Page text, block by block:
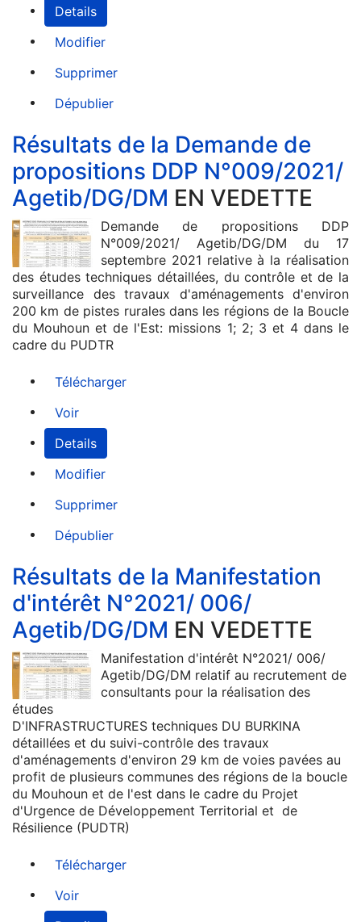
Details
Modifier
Supprimer
Dépublier
Résultats de la Demande de
propositions DDP N°009/2021/
Agetib/DG/DM EN VEDETTE
Demande de propositions DDP
N°009/2021/ Agetib/DG/DM du 17
septembre 2021 relative à la réalisation
des études techniques détaillées, du contrôle et de la
surveillance des travaux d'aménagements d'environ
200 km de pistes rurales dans les régions de la Boucle
du Mouhoun et de l'Est: missions 1; 2; 3 et 4 dans le
cadre du PUDTR
Télécharger
Voir
Details
Modifier
Supprimer
Dépublier
Résultats de la Manifestation
d'intérêt N°2021/ 006/
Agetib/DG/DM EN VEDETTE
Manifestation d'intérêt N°2021/ 006/
Agetib/DG/DM relatif au recrutement de
consultants pour la réalisation des
études
D'INFRASTRUCTURES techniques DU BURKINA
détaillées et du suivi-contrôle des travaux
d'aménagements d'environ 29 km de voies pavées au
profit de plusieurs communes des régions de la boucle
du Mouhoun et de l'est dans le cadre du Projet
d'Urgence de Développement Territorial et de
Résilience (PUDTR)
Télécharger
Voir